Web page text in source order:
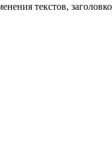
текстов,